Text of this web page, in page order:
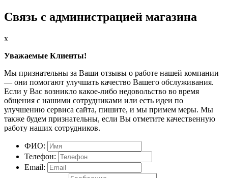
Связь с администрацией магазина
x
Уважаемые Клиенты!
Мы признательны за Ваши отзывы о работе нашей компании
— они помогают улучшать качество Вашего обслуживания.
Если у Вас возникло какое-либо недовольство во время
общения с нашими сотрудниками или есть идеи по
улучшению сервиса сайта, пишите, и мы примем меры. Мы
также будем признательны, если Вы отметите качественную
работу наших сотрудников.
ФИО:
Телефон:
Email: